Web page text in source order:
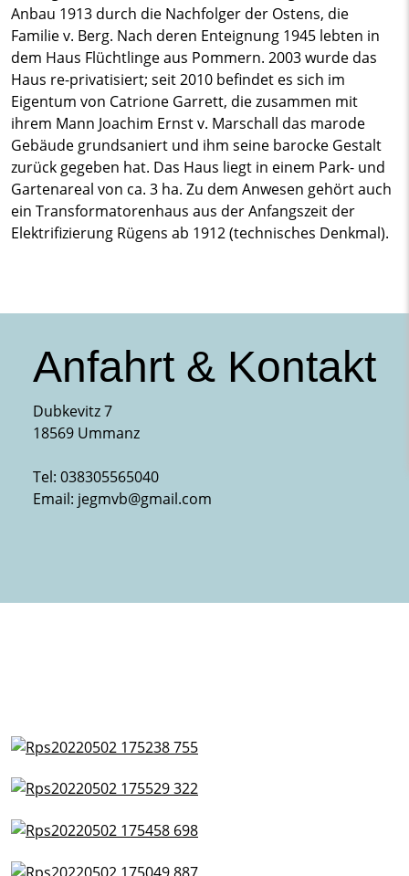
Anbau 1913 durch die Nachfolger der Ostens, die
Familie v. Berg. Nach deren Enteignung 1945 lebten in
dem Haus Flüchtlinge aus Pommern. 2003 wurde das
Haus re-privatisiert; seit 2010 befindet es sich im
Eigentum von Catrione Garrett, die zusammen mit
ihrem Mann Joachim Ernst v. Marschall das marode
Gebäude grundsaniert und ihm seine barocke Gestalt
zurück gegeben hat. Das Haus liegt in einem Park- und
Gartenareal von ca. 3 ha. Zu dem Anwesen gehört auch
ein Transformatorenhaus aus der Anfangszeit der
Elektrifizierung Rügens ab 1912 (technisches Denkmal).
Anfahrt & Kontakt
Dubkevitz 7
18569 Ummanz
Tel: 038305565040
Email: jegmvb@gmail.com